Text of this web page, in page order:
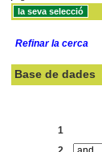
Refinar la cerca
Base de dades
1